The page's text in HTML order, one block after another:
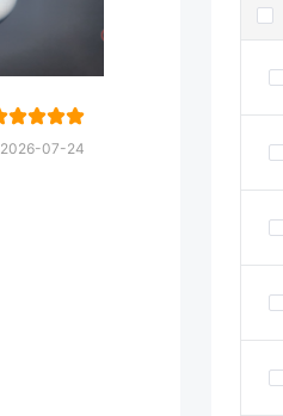
2026-07-24